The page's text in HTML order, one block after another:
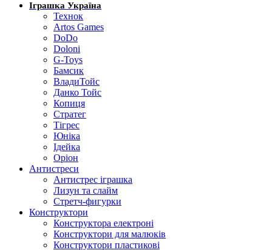
Іграшка Україна
Технок
Artos Games
DoDo
Doloni
G-Toys
Бамсик
ВладиТойс
Данко Тойс
Копиця
Стратег
Тігрес
Юніка
Ідейка
Оріон
Антистреси
Антистрес іграшка
Лизун та слайм
Стретч-фигурки
Конструктори
Конструктора електроні
Конструктори для малюків
Конструктори пластикові